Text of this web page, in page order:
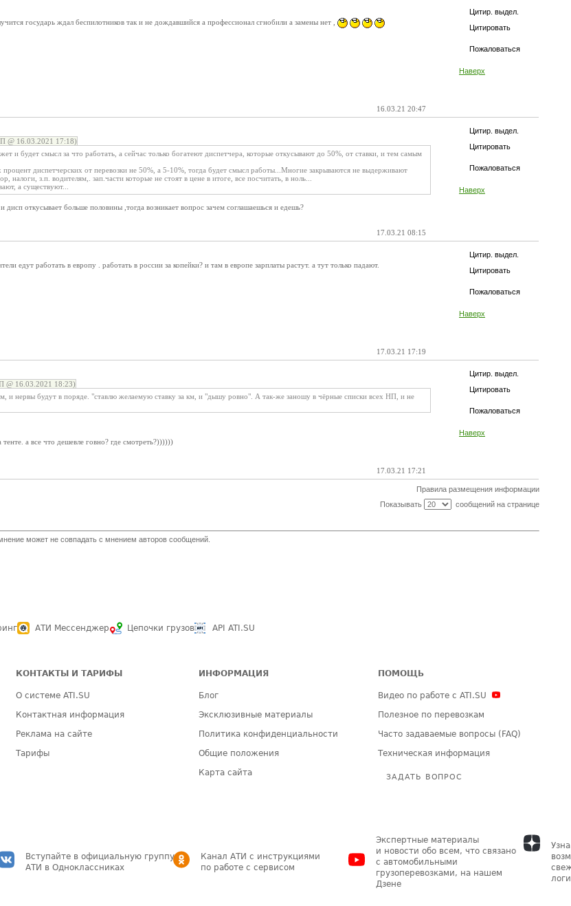
Цитир. выдел.
Цитировать
Пожаловаться
Наверх
государь ждал беспилотников так и не дождавшийся а профессионал сгнобили а замены нет ,
16.03.21 20:47
Цитир. выдел.
Цитировать
Пожаловаться
Наверх
@ 16.03.2021 17:18)
и будет смысл за что работать, а сейчас только богатеют диспетчера, которые откусывают до 50%, от ставки, и тем самым
диспетчерских от перевозки не 50%, а 5-10%, тогда будет смысл работы...Многие закрываются не выдерживают
налоги, з.п. водителям,. зап.части которые не стоят в цене в итоге, все посчитать, в ноль...
а существуют...
дисп откусывает больше половины ,тогда возникает вопрос зачем соглашаешься и едешь?
17.03.21 08:15
Цитир. выдел.
Цитировать
Пожаловаться
Наверх
едут работать в европу . работать в россии за копейки? и там в европе зарплаты растут. а тут только падают.
17.03.21 17:19
Цитир. выдел.
Цитировать
Пожаловаться
Наверх
@ 16.03.2021 18:23)
и нервы будут в поряде. "ставлю желаемую ставку за км, и "дышу ровно". А так-же заношу в чёрные списки всех НП, и не
а все что дешевле говно? где смотреть?))))))
17.03.21 17:21
Правила размещения информации
Показывать
сообщений на странице
может не совпадать с мнением авторов сообщений.
АТИ Мессенджер Цепочки грузов API ATI.SU
КОНТАКТЫ И ТАРИФЫ
О системе ATI.SU
Контактная информация
Реклама на сайте
Тарифы
ИНФОРМАЦИЯ
Блог
Эксклюзивные материалы
Политика конфиденциальности
Общие положения
Карта сайта
ПОМОЩЬ
Видео по работе с ATI.SU
Полезное по перевозкам
Часто задаваемые вопросы (FAQ)
Техническая информация
ЗАДАТЬ ВОПРОС
Вступайте в официальную группу
АТИ в Одноклассниках
Канал АТИ с инструкциями
по работе с сервисом
Экспертные материалы
и новости обо всем, что связано
с автомобильными
грузоперевозками, на нашем
Дзене